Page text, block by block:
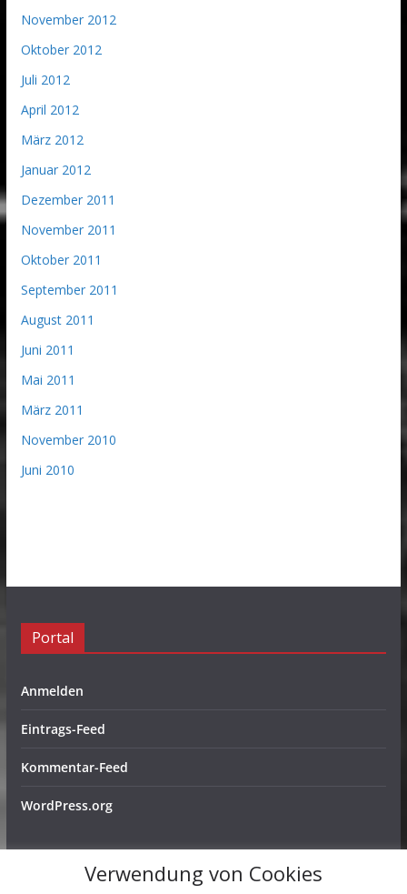
November 2012
Oktober 2012
Juli 2012
April 2012
März 2012
Januar 2012
Dezember 2011
November 2011
Oktober 2011
September 2011
August 2011
Juni 2011
Mai 2011
März 2011
November 2010
Juni 2010
Portal
Anmelden
Eintrags-Feed
Kommentar-Feed
WordPress.org
Verwendung von Cookies